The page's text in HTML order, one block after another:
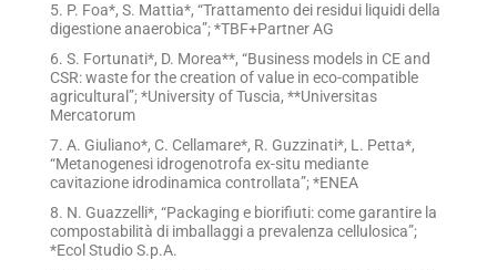
5. P. Foa*, S. Mattia*, “Trattamento dei residui liquidi della
digestione anaerobica”; *TBF+Partner AG
6. S. Fortunati*, D. Morea**, “Business models in CE and
CSR: waste for the creation of value in eco-compatible
agricultural”; *University of Tuscia, **Universitas
Mercatorum
7. A. Giuliano*, C. Cellamare*, R. Guzzinati*, L. Petta*,
“Metanogenesi idrogenotrofa ex-situ mediante
cavitazione idrodinamica controllata”; *ENEA
8. N. Guazzelli*, “Packaging e biorifiuti: come garantire la
compostabilità di imballaggi a prevalenza cellulosica”;
*Ecol Studio S.p.A.